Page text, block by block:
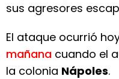
sus agresores
El ataque ocurrió
mañana cuando el
la colonia Nápoles.